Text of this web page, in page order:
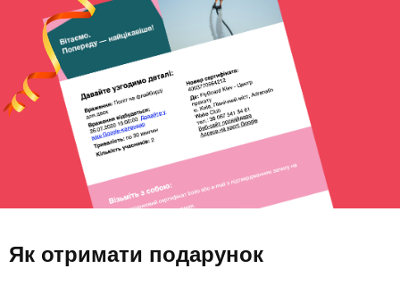
Як отримати подарунок